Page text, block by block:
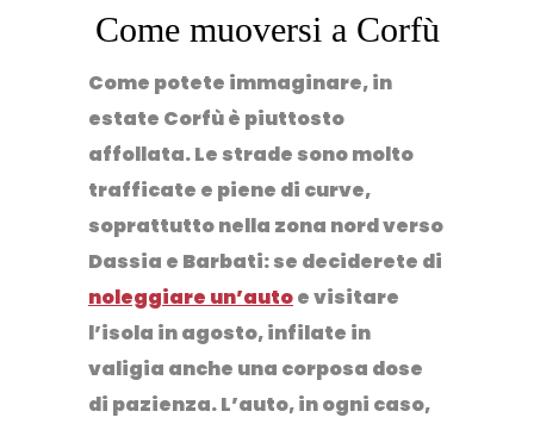
Come muoversi a Corfù
Come potete immaginare, in
estate Corfù è piuttosto
affollata.Le strade sono molto
trafficate e piene di curve,
soprattutto nella zona nord verso
Dassia e Barbati: se deciderete di
noleggiare un’autoe visitare
l’isola in agosto, infilate in
valigia anche una corposa dose
di pazienza. L’auto, in ogni caso,